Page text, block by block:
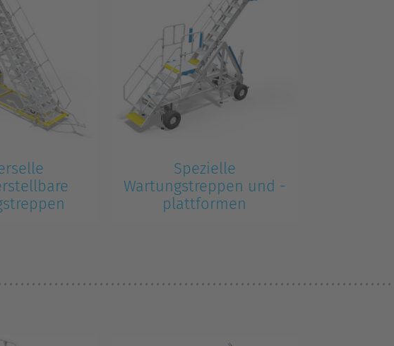
Spezielle
Wartungstreppen und -
plattformen
mit unseren Spezialisten.